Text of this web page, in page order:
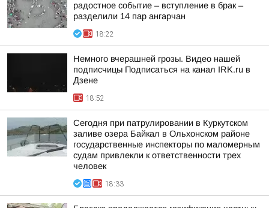
радостное событие – вступление в брак –
разделили 14 пар ангарчан
18:22
Немного вчерашней грозы. Видео нашей
подписчицы Подписаться на канал IRK.ru в
Дзене
18:52
Сегодня при патрулировании в Куркутском
заливе озера Байкал в Ольхонском районе
государственные инспекторы по маломерным
судам привлекли к ответственности трех
человек
18:33